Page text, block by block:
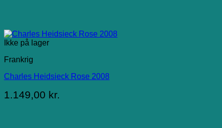
Ikke på lager
Frankrig
Charles Heidsieck Rose 2008
1.149,00 kr.